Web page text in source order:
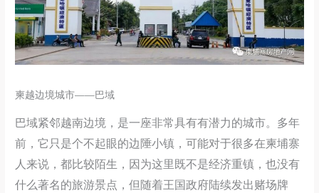
柬越边境城市——巴域
巴域紧邻越南边境，是一座非常具有有潜力的城市。多年
前，它只是个不起眼的边陲小镇，可能对于很多在柬埔寨
人来说，都比较陌生，因为这里既不是经济重镇，也没有
什么著名的旅游景点，但随着王国政府陆续发出赌场牌